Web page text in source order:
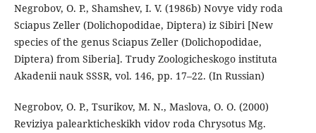
Negrobov, O. P., Shamshev, I. V. (1986b) Novye vidy roda
Sciapus Zeller (Dolichopodidae, Diptera) iz Sibiri [New
species of the genus Sciapus Zeller (Dolichopodidae,
Diptera) from Siberia]. Trudy Zoologicheskogo instituta
Akadenii nauk SSSR, vol. 146, pp. 17–22. (In Russian)
Negrobov, O. P., Tsurikov, M. N., Maslova, O. O. (2000)
Reviziya palearkticheskikh vidov roda Chrysotus Mg.